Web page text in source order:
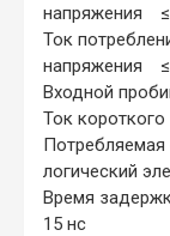
напряжения
Ток
напряжения
Входной
Ток
Потребляемая
логический
Время
15 нс